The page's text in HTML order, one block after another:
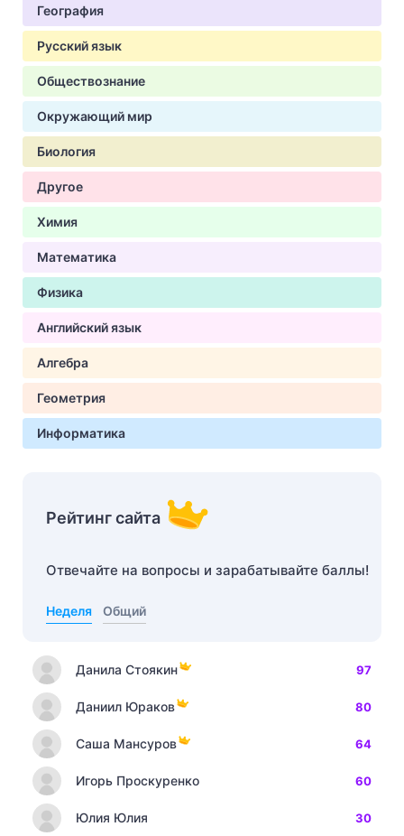
География
Русский язык
Обществознание
Окружающий мир
Биология
Другое
Химия
Математика
Физика
Английский язык
Алгебра
Геометрия
Информатика
Рейтинг сайта
Отвечайте на вопросы и зарабатывайте баллы!
Неделя Общий
Данила Стоякин 97
Даниил Юраков 80
Саша Мансуров 64
Игорь Проскуренко 60
Юлия Юлия 30